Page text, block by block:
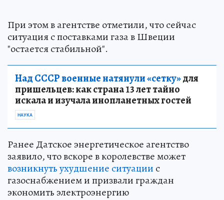
При этом в агентстве отметили, что сейчас
ситуация с поставками газа в Швеции
"остается стабильной".
Над СССР военные натянули «сетку»для
пришельцев: как страна 13 лет тайно
искала и изучала инопланетных гостей
НАУКА
Ранее Датское энергетическое агентство
заявило, что вскоре в королевстве может
возникнуть ухудшение ситуации с
газоснабжением и призвали граждан
экономить электроэнергию